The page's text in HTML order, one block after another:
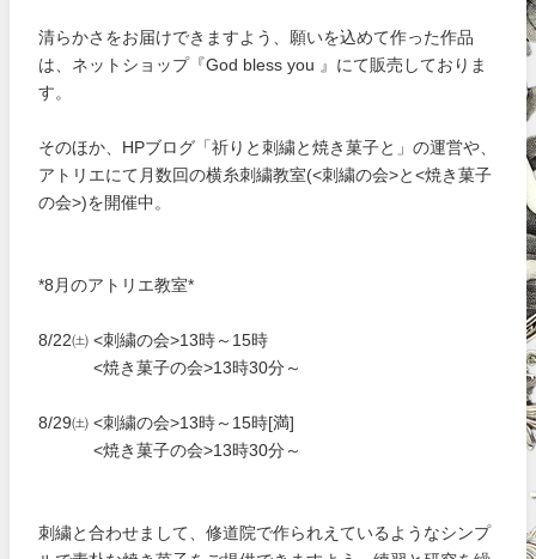
清らかさをお届けできますよう、願いを込めて作った作品
は、ネットショップ『God bless you 』にて販売しておりま
す。
そのほか、HPブログ「祈りと刺繍と焼き菓子と」の運営や、
アトリエにて月数回の横糸刺繍教室(<刺繍の会>と<焼き菓子
の会>)を開催中。
*8月のアトリエ教室*
8/22㈯ <刺繍の会>13時～15時
<焼き菓子の会>13時30分～
8/29㈯ <刺繍の会>13時～15時[満]
<焼き菓子の会>13時30分～
刺繍と合わせまして、修道院で作られえているようなシンプ